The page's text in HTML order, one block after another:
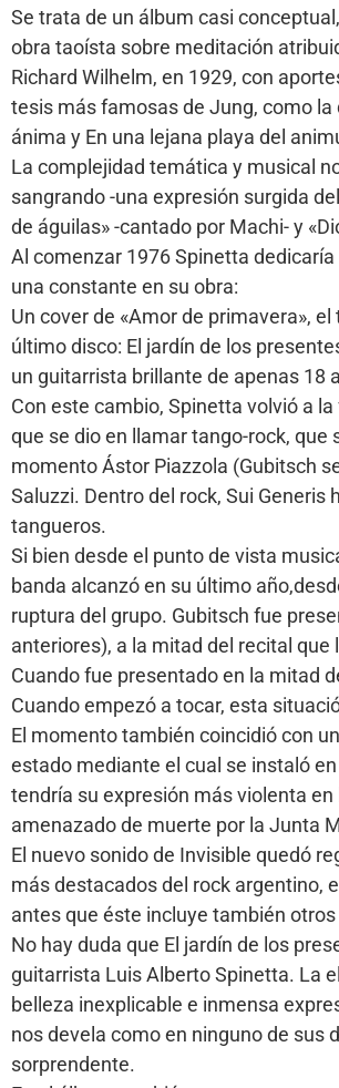
Se trata de un álbum casi
obra taoísta sobre meditación
Richard Wilhelm, en 1929, con
tesis más famosas de Jung, como
ánima y En una lejana playa del
La complejidad temática y musical
sangrando -una expresión surgida
de águilas» -cantado por Machi- y
Al comenzar 1976 Spinetta
una constante en su obra:
Un cover de «Amor de primavera»,
último disco: El jardín de los
un guitarrista brillante de apenas 18
Con este cambio, Spinetta volvió a
que se dio en llamar tango-rock,
momento Ástor Piazzola (Gubitsch
Saluzzi. Dentro del rock, Sui
tangueros.
Si bien desde el punto de vista
banda alcanzó en su último
ruptura del grupo. Gubitsch fue
anteriores), a la mitad del recital que
Cuando fue presentado en la mitad
Cuando empezó a tocar, esta
El momento también coincidió con
estado mediante el cual se instaló
tendría su expresión más violenta
amenazado de muerte por la Junta
El nuevo sonido de Invisible quedó
más destacados del rock argentino,
antes que éste incluye también
No hay duda que El jardín de los
guitarrista Luis Alberto Spinetta. La
belleza inexplicable e inmensa
nos devela como en ninguno de
sorprendente.